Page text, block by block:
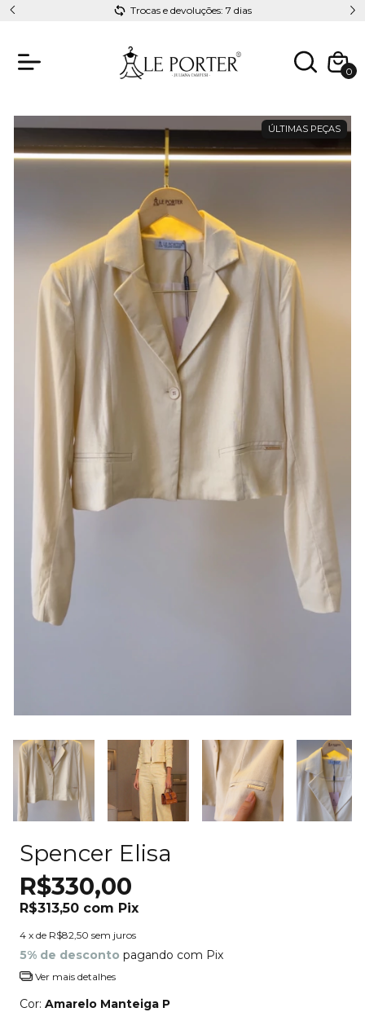
Trocas e devoluções: 7 dias
0
ÚLTIMAS PEÇAS
Spencer Elisa
R$330,00
R$313,50 com Pix
4 x de R$82,50 sem juros
5% de desconto pagando com Pix
Ver mais detalhes
Cor: Amarelo Manteiga P